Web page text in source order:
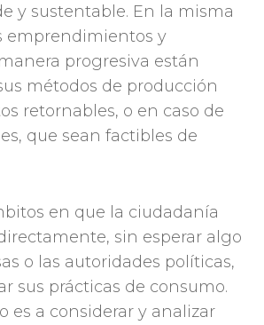
y sustentable. En la misma
emprendimientos y
progresiva están
métodos de producción
retornables, o en caso de
que sean factibles de
en que la ciudadanía
sin esperar algo
o las autoridades políticas,
sus prácticas de consumo.
es a considerar y analizar